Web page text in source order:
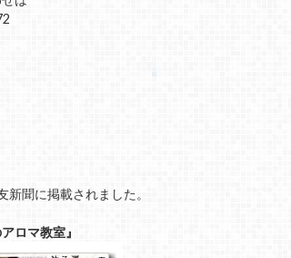
聞に掲載されました。
ロマ教室』